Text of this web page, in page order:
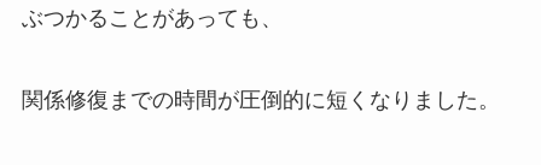
ぶつかることがあっても、
関係修復までの時間が圧倒的に短くなりました。